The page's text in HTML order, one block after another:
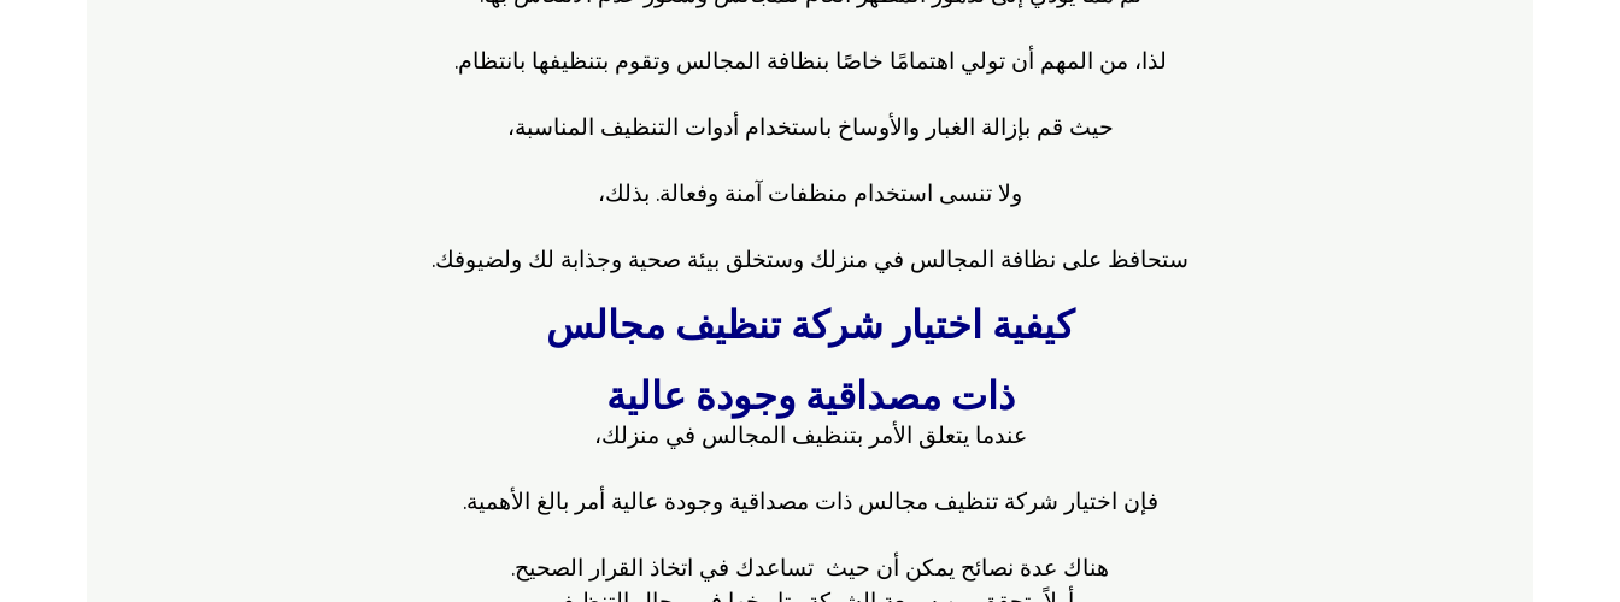
لذا، من المهم أن تولي اهتمامًا خاصًا بنظافة المجالس وتقوم بتنظيفها بانتظام.
حيث قم بإزالة الغبار والأوساخ باستخدام أدوات التنظيف المناسبة،
ولا تنسى استخدام منظفات آمنة وفعالة. بذلك،
ستحافظ على نظافة المجالس في منزلك وستخلق بيئة صحية وجذابة لك ولضيوفك.
كيفية اختيار شركة تنظيف مجالس
ذات مصداقية وجودة عالية
عندما يتعلق الأمر بتنظيف المجالس في منزلك،
فإن اختيار شركة تنظيف مجالس ذات مصداقية وجودة عالية أمر بالغ الأهمية.
هناك عدة نصائح يمكن أن حيث تساعدك في اتخاذ القرار الصحيح.